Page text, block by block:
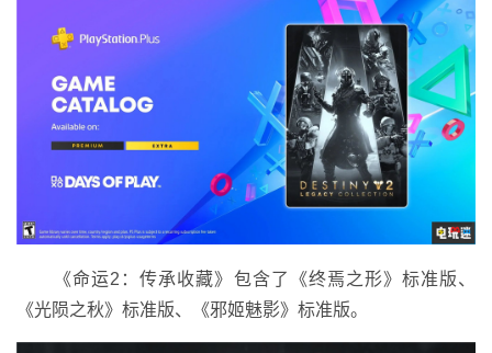
《命运2：传承收藏》包含了《终焉之形》标准版、
《光陨之秋》标准版、《邪姬魅影》标准版。